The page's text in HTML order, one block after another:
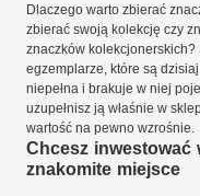
Dlaczego warto zbierać
zbierać swoją kolekcję czy
znaczków
egzemplarze, które są
niepełna i brakuje w niej
uzupełnisz ją właśnie w
wartość na pewno wzrośnie.
Chcesz inwestować
znakomite miejsce